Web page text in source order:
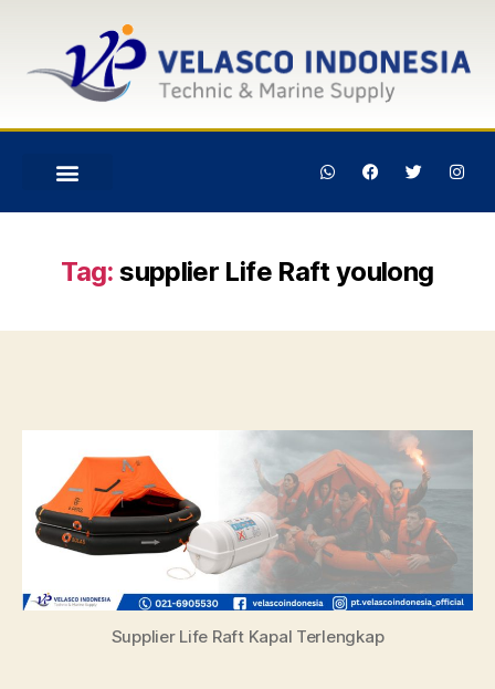
Tag: supplier Life Raft youlong
Supplier Life Raft Kapal Terlengkap